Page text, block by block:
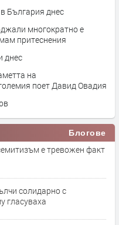
България днес
многократно е
притеснения
днес
на
поет Давид Овадия
Блогове
е тревожен факт
солидарно с
гласуваха